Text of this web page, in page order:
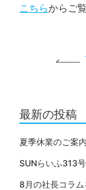
こちらからご
最新の投稿
夏季休業のご案内
SUNらいふ313号
8月の社長コラム